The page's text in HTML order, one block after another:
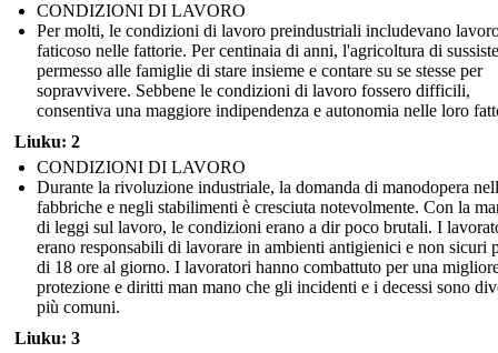
CONDIZIONI DI LAVORO
Per molti, le condizioni di lavoro preindustriali includevano
faticoso nelle fattorie. Per centinaia di anni, l'agricoltura di
permesso alle famiglie di stare insieme e contare su se stesse per
sopravvivere. Sebbene le condizioni di lavoro fossero difficili,
consentiva una maggiore indipendenza e autonomia nelle loro
Liuku: 2
CONDIZIONI DI LAVORO
Durante la rivoluzione industriale, la domanda di manodopera
fabbriche e negli stabilimenti è cresciuta notevolmente. Con la
di leggi sul lavoro, le condizioni erano a dir poco brutali. I
erano responsabili di lavorare in ambienti antigienici e non sicuri
di 18 ore al giorno. I lavoratori hanno combattuto per una
protezione e diritti man mano che gli incidenti e i decessi sono
più comuni.
Liuku: 3